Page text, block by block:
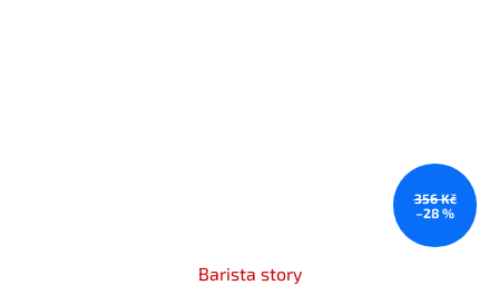
356 Kč
–28 %
Barista story